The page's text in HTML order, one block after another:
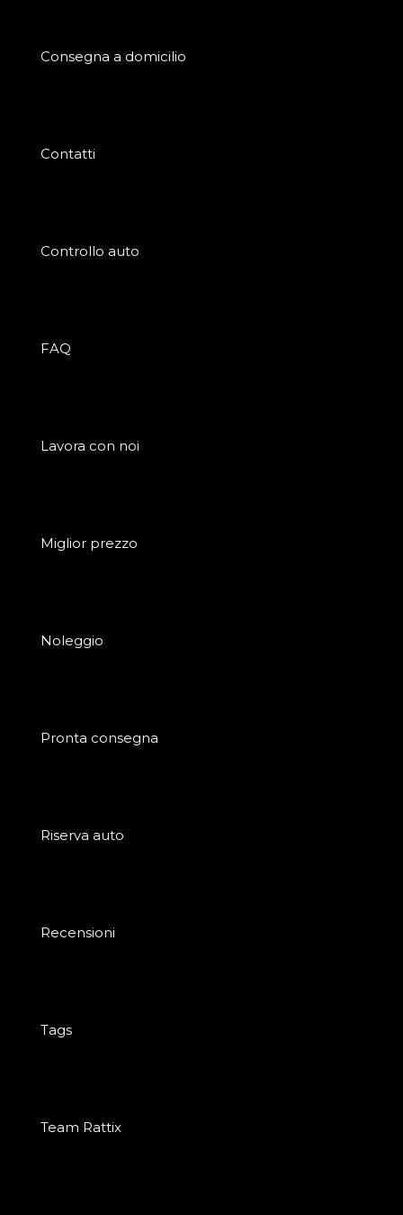
Consegna a domicilio
Contatti
Controllo auto
FAQ
Lavora con noi
Miglior prezzo
Noleggio
Pronta consegna
Riserva auto
Recensioni
Tags
Team Rattix